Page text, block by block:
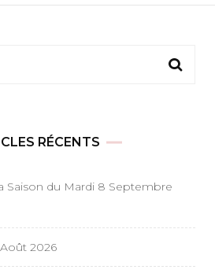
RÉCENTS
Saison du Mardi 8 Septembre
2026